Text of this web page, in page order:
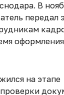
В
передал
на этапе